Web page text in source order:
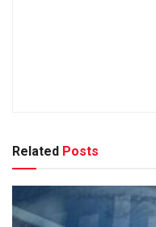
Related Posts